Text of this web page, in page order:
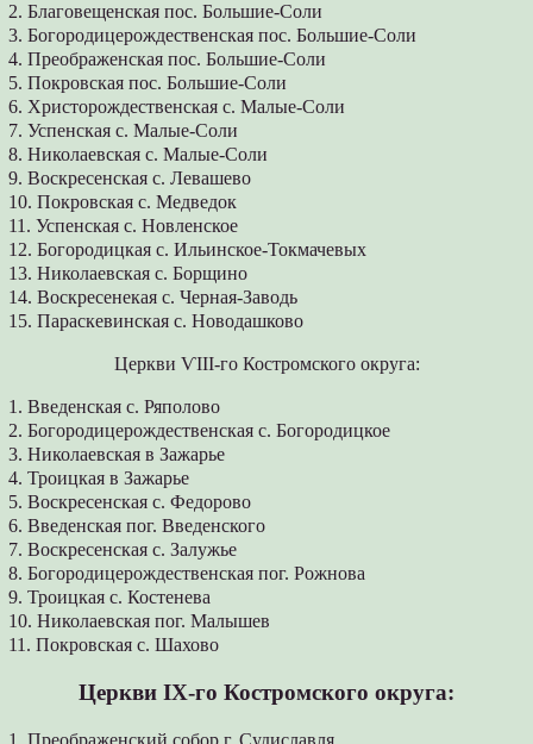
2. Благовещенская пос. Большие-Соли
3. Богородицерождественская пос. Большие-Соли
4. Преображенская пос. Большие-Соли
5. Покровская пос. Большие-Соли
6. Христорождественская с. Малые-Соли
7. Успенская с. Малые-Соли
8. Николаевская с. Малые-Соли
9. Воскресенская с. Левашево
10. Покровская с. Медведок
11. Успенская с. Новленское
12. Богородицкая с. Ильинское-Токмачевых
13. Николаевская с. Борщино
14. Воскресенекая с. Черная-Заводь
15. Параскевинская с. Новодашково
Церкви ѴІІІ-го Костромского округа:
1. Введенская с. Ряполово
2. Богородицерождественская с. Богородицкое
3. Николаевская в Зажарье
4. Троицкая в Зажарье
5. Воскресенская с. Федорово
6. Введенская пог. Введенского
7. Воскресенская с. Залужье
8. Богородицерождественская пог. Рожнова
9. Троицкая с. Костенева
10. Николаевская пог. Малышев
11. Покровская с. Шахово
Церкви ІХ-го Костромского округа:
1. Преображенский собор г. Судиславля